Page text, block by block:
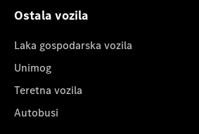
Ostala vozila
Laka gospodarska vozila
Unimog
Teretna vozila
Autobusi